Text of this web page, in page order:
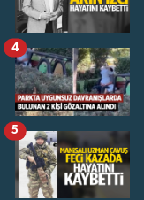
4
5